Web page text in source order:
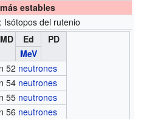
estables
Isótopos del rutenio
MD Ed
PD
MeV
52 neutrones
54 neutrones
55 neutrones
56 neutrones